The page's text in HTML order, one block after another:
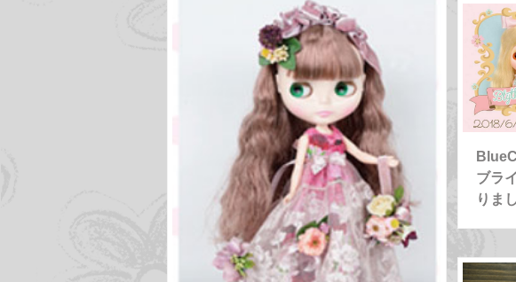
ブラ
りま